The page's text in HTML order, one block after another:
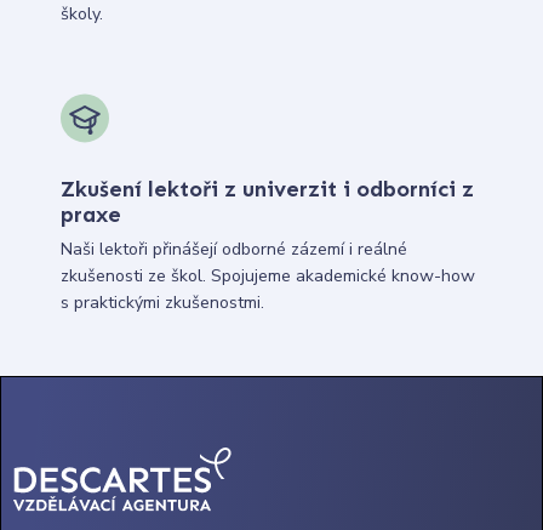
školy.
Zkušení lektoři z univerzit i odborníci z
praxe
Naši lektoři přinášejí odborné zázemí i reálné
zkušenosti ze škol. Spojujeme akademické know-how
s praktickými zkušenostmi.